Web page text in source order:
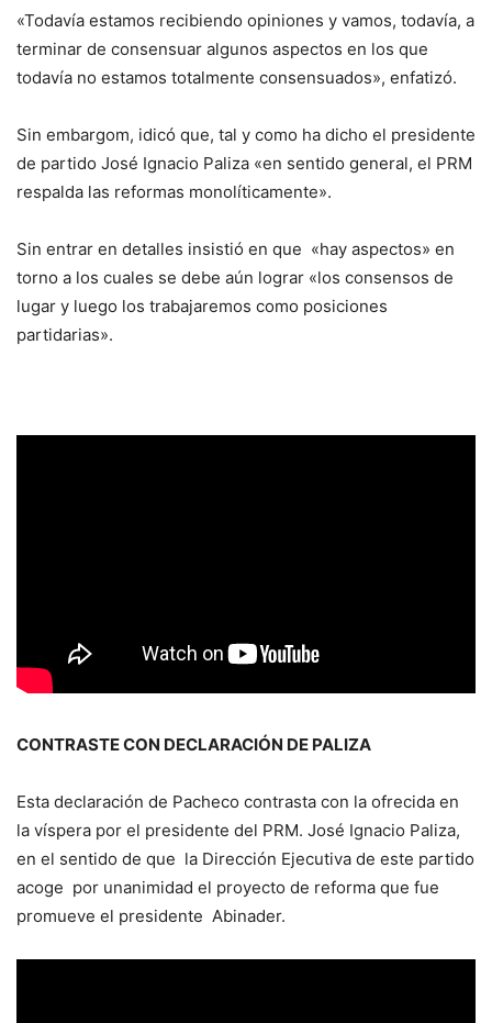
«Todavía estamos recibiendo opiniones y vamos, todavía, a
terminar de consensuar algunos aspectos en los que
todavía no estamos totalmente consensuados», enfatizó.
Sin embargom, idicó que, tal y como ha dicho el presidente
de partido José Ignacio Paliza «en sentido general, el PRM
respalda las reformas monolíticamente».
Sin entrar en detalles insistió en que «hay aspectos» en
torno a los cuales se debe aún lograr «los consensos de
lugar y luego los trabajaremos como posiciones
partidarias».
CONTRASTE CON DECLARACIÓN DE PALIZA
Esta declaración de Pacheco contrasta con la ofrecida en
la víspera por el presidente del PRM. José Ignacio Paliza,
en el sentido de que la Dirección Ejecutiva de este partido
acoge por unanimidad el proyecto de reforma que fue
promueve el presidente Abinader.